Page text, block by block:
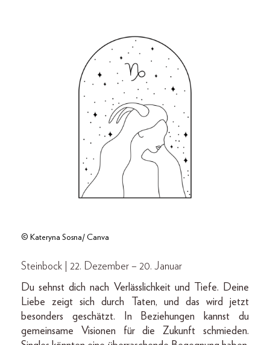
© Kateryna Sosna/ Canva
Steinbock | 22. Dezember – 20. Januar
Du sehnst dich nach Verlässlichkeit und Tiefe. Deine
Liebe zeigt sich durch Taten, und das wird jetzt
besonders geschätzt. In Beziehungen kannst du
gemeinsame Visionen für die Zukunft schmieden.